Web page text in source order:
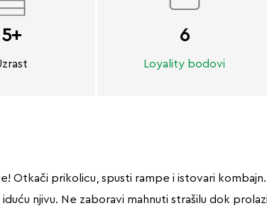
5+ 6
Loyality bodovi
Otkači prikolicu, spusti rampe i istovari
njivu. Ne zaboravi mahnuti strašilu dok